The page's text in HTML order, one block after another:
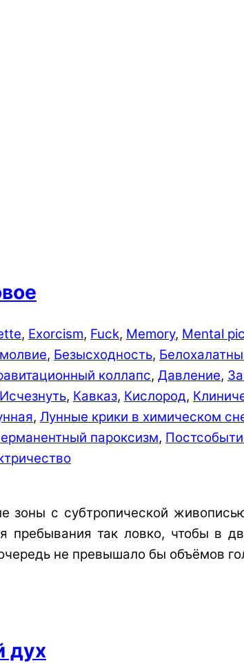
, Exorcism, Fuck, Memory, Mental
, Безыс­ходно­сть,
коллапс, Давление,
Исчезнуть, Кавказ, Кислород,
, Лунные крики в химическом
пароксизм,
с субтропической
так ловко, чтобы в
не превышало бы объёмов
дух